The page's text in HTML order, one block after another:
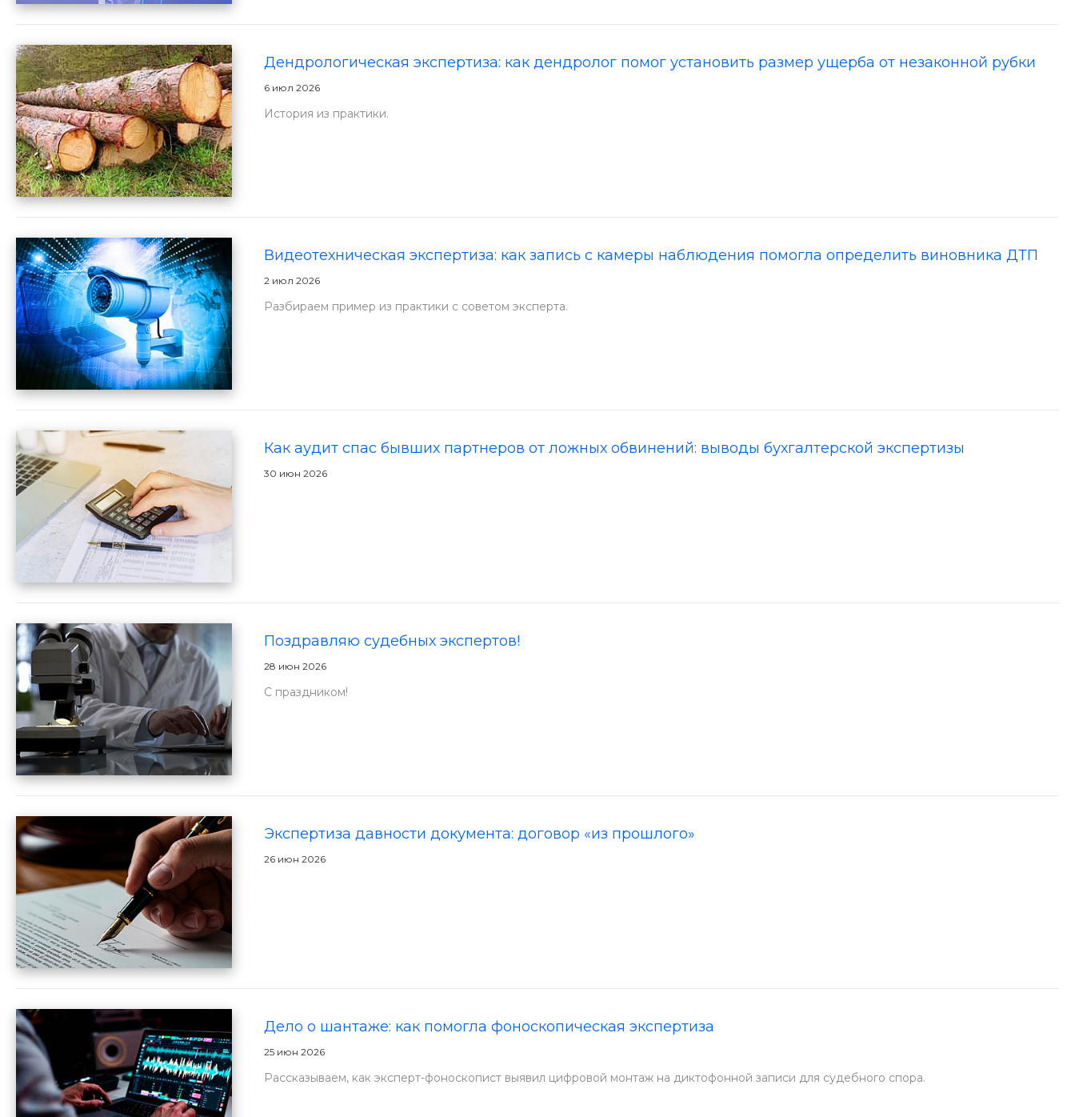
Дендрологическая экспертиза: как дендролог помог установить размер ущерба от незаконной рубки
6 июл 2026
История из практики.
Видеотехническая экспертиза: как запись с камеры наблюдения помогла определить виновника ДТП
2 июл 2026
Разбираем пример из практики с советом эксперта.
Как аудит спас бывших партнеров от ложных обвинений: выводы бухгалтерской экспертизы
30 июн 2026
Поздравляю судебных экспертов!
28 июн 2026
С праздником!
Экспертиза давности документа: договор «из прошлого»
26 июн 2026
Дело о шантаже: как помогла фоноскопическая экспертиза
25 июн 2026
Рассказываем, как эксперт-фоноскопист выявил цифровой монтаж на диктофонной записи для судебного спора.